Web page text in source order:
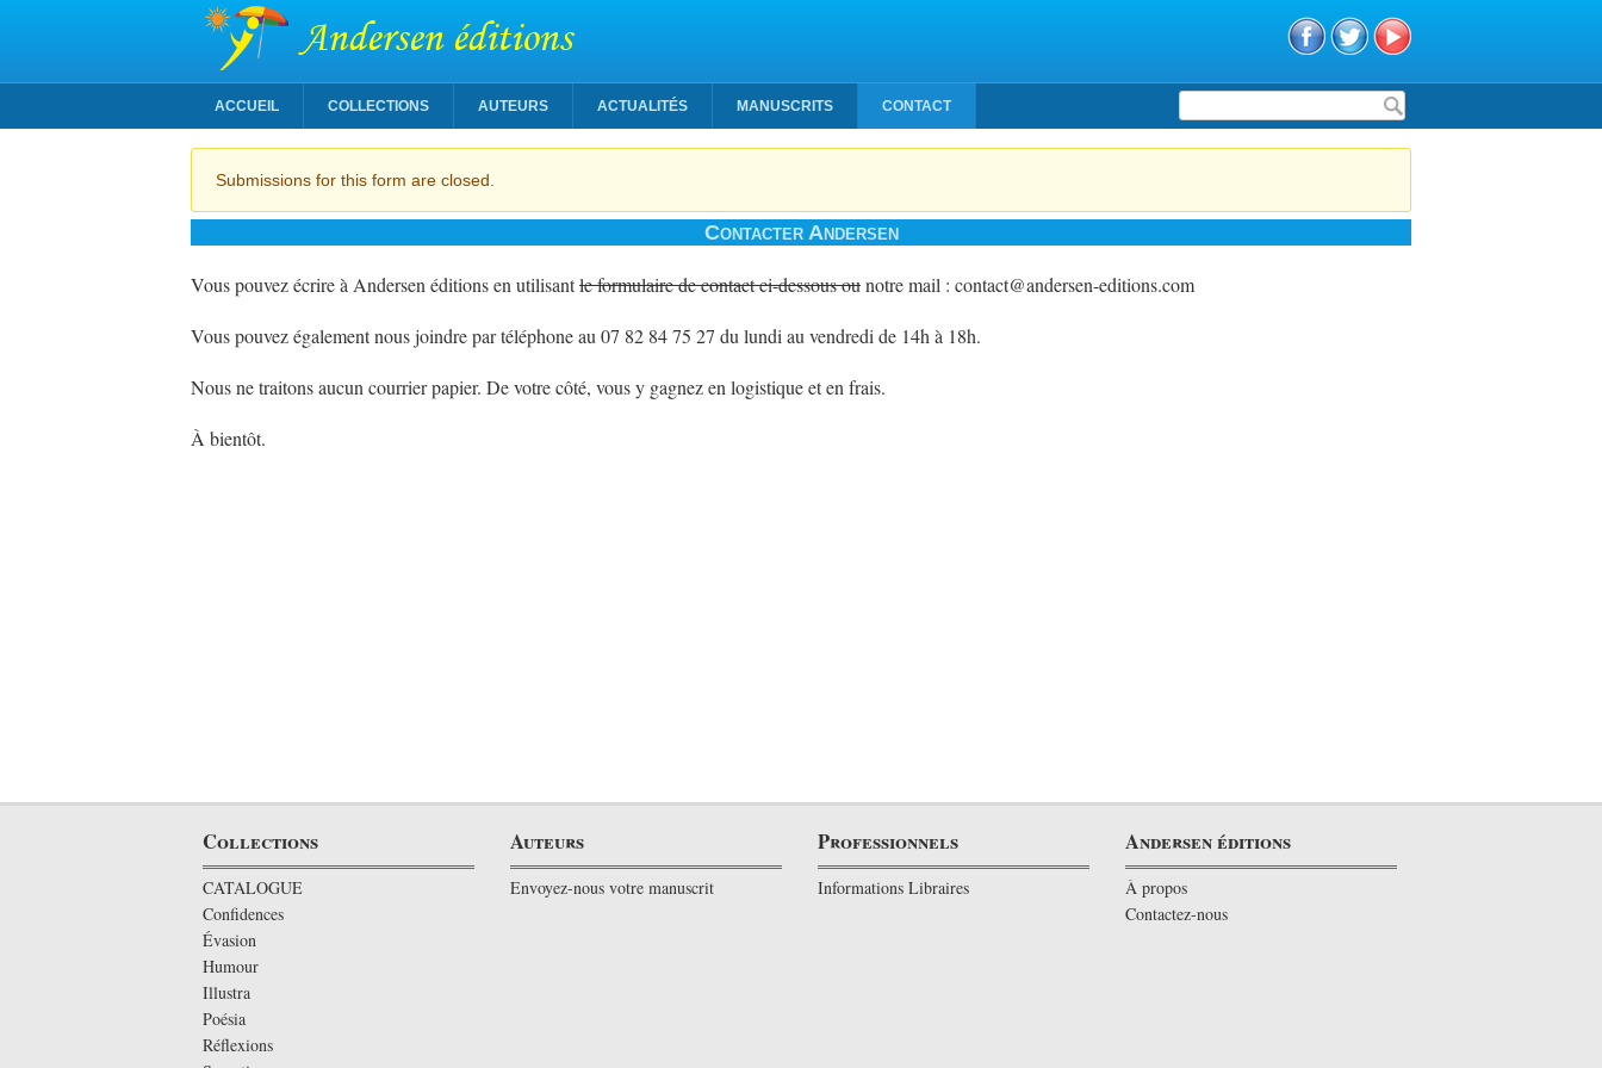
Andersen éditions
Formulaire de recherche
ACCUEIL COLLECTIONS AUTEURS ACTUALITÉS MANUSCRITS CONTACT
Message d'avertissement
Submissions for this form are closed.
Contacter Andersen
Vous pouvez écrire à Andersen éditions en utilisantle formulaire de contact ci-dessous ounotre mail : contact@andersen-editions.com
Vous pouvez également nous joindre par téléphone au 07 82 84 75 27 du lundi au vendredi de 14h à 18h.
Nous ne traitons aucun courrier papier. De votre côté, vous y gagnez en logistique et en frais.
À bientôt.
Collections
CATALOGUE
Confidences
Évasion
Humour
Illustra
Poésia
Réflexions
Auteurs
Envoyez-nous votre manuscrit
Professionnels
Informations Libraires
Andersen éditions
À propos
Contactez-nous